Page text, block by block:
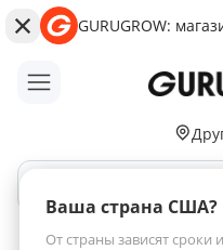
GURUGROW:
Ваша страна США?
От страны зависят сроки
АКЦИИ НОВИНКИ